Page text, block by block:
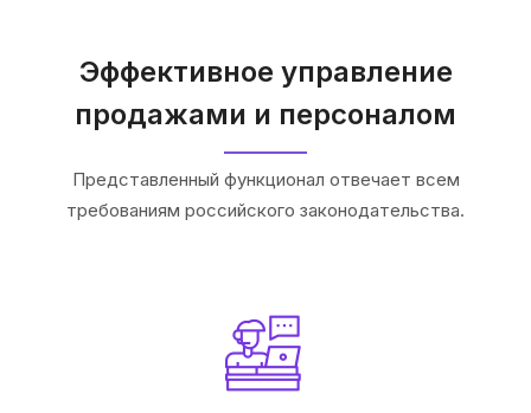
Эффективное управление
продажами и персоналом
Представленный функционал отвечает всем
требованиям российского законодательства.